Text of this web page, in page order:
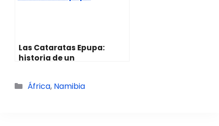
Las Cataratas Epupa:
historia de un
Categorías
África, Namibia